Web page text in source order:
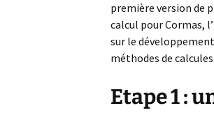
première version de
calcul pour Cormas,
sur le
méthodes de calcules.
Etape 1 :